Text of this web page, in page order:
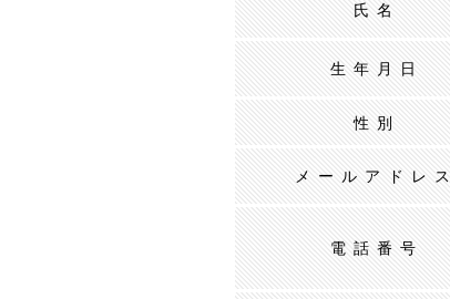
氏名
生年月日
性別
メールアドレス
電話番号